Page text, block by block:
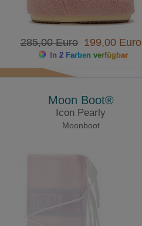
285,00 Euro199,00 Euro
In 2 Farben verfügbar
Moon Boot®
Icon Pearly
Moonboot